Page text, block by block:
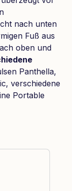
nach unten
Fuß aus
oben und
Panthella,
verschiedene
Portable